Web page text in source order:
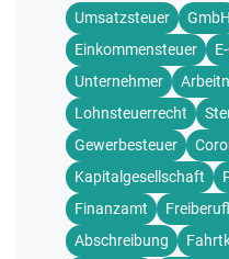
Umsatzsteuer GmbH
Einkommensteuer
Unternehmer
Lohnsteuerrecht
Gewerbesteuer
Kapitalgesellschaft
Finanzamt
Abschreibung